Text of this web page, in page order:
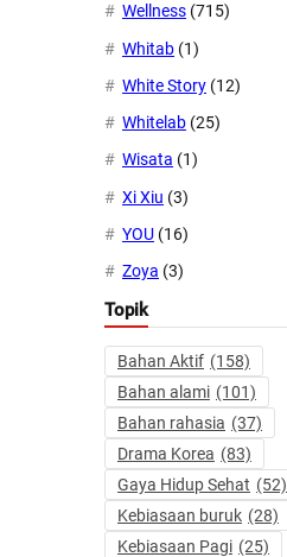
Wellness (715)
Whitab (1)
White Story (12)
Whitelab (25)
Wisata (1)
Xi Xiu (3)
YOU (16)
Zoya (3)
Topik
Bahan Aktif (158)
Bahan alami (101)
Bahan rahasia (37)
Drama Korea (83)
Gaya Hidup Sehat (52)
Kebiasaan buruk (28)
Kebiasaan Pagi (25)